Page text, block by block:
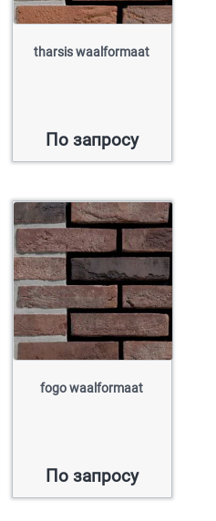
tharsis waalformaat
По запросу
fogo waalformaat
По запросу